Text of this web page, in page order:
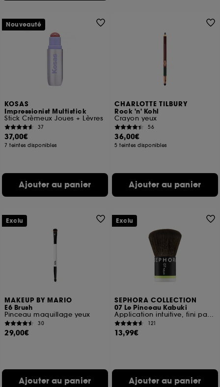
KOSAS
Impressionist Multistick
Stick Crèmeux Joues + Lèvres
37
37,00€
7 teintes disponibles
Ajouter au panier
Nouveauté
CHARLOTTE TILBURY
Rock 'n' Kohl
Crayon yeux
56
36,00€
5 teintes disponibles
Ajouter au panier
MAKEUP BY MARIO
E6 Brush
Pinceau maquillage yeux
30
29,00€
Ajouter au panier
Exclu
SEPHORA COLLECTION
07 Le Pinceau Kabuki
Application intuitive, fini parfait
121
13,99€
Ajouter au panier
Exclu